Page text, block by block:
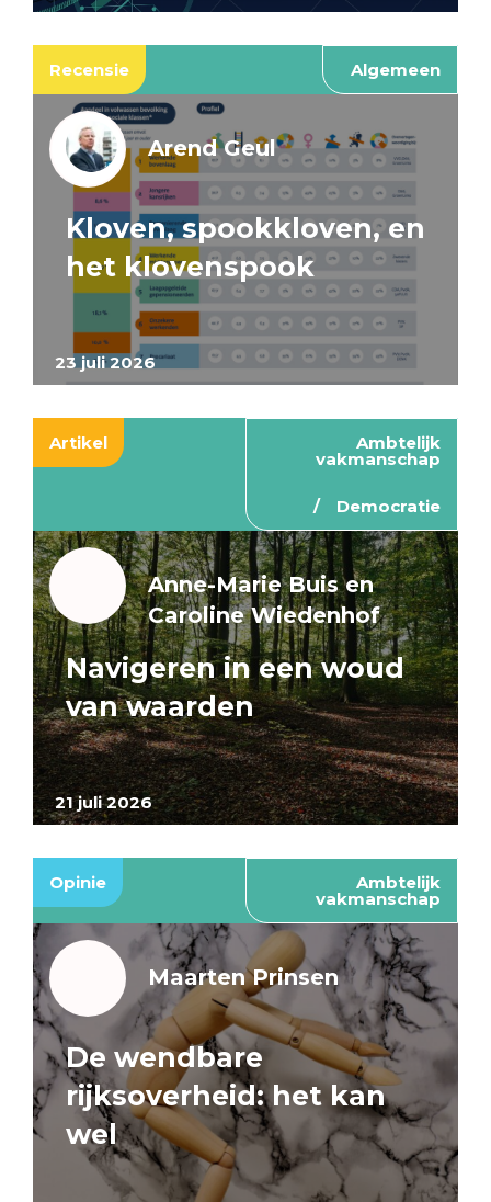
Recensie Algemeen
23 juli 2026
Arend Geul
Kloven, spookkloven, en
het klovenspook
Artikel Ambtelijk
vakmanschap
Democratie
21 juli 2026
Anne-Marie Buis en
Caroline Wiedenhof
Navigeren in een woud
van waarden
Opinie Ambtelijk
vakmanschap
Maarten Prinsen
De wendbare
rijksoverheid: het kan
wel